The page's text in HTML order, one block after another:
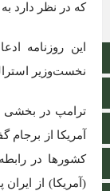
صفحه نخست
اپلیکیشن سایت
سروش
که در نظر دارد
این روزنامه
نخست‌وزیر
ترامپ در بخشی
آمریکا از
کشورها در
(آمریکا) از